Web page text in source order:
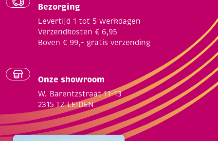
Bezorging
Levertijd 1 tot 5 werkdagen
Verzendkosten € 6,95
Boven € 99,- gratis verzending
Onze showroom
W. Barentzstraat 11-13
2315 TZ LEIDEN